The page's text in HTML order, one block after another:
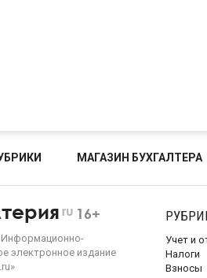
МАГАЗИН БУХГАЛТЕРА
ru 16+
Информационно-
электронное издание
Учет и
Налоги
Взносы